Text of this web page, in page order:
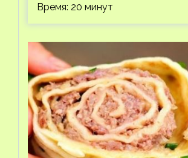
Время: 20 минут